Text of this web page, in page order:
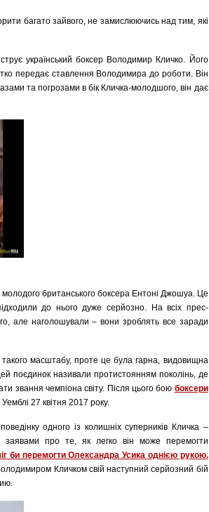
багато зайвого, не замислюючись над тим, які
український боксер Володимир Кличко. Його
передає ставлення Володимира до роботи. Він
та погрозами в бік Кличка-молодшого, він дає
молодого британського боксера Ентоні Джошуа. Це
до нього дуже серйозно. На всіх прес-
але наголошували – вони зроблять все заради
такого масштабу, проте це була гарна, видовищна
поєдинок називали протистоянням поколінь, де
звання чемпіона світу. Після цього бою боксери
27 квітня 2017 року.
одного із колишніх суперників Кличка –
заявами про те, як легко він може перемогти
би перемогти Олександра Усика однією рукою.
Кличком свій наступний серйозний бій